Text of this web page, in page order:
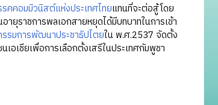
คคอมมิวนิสต์แห่งประเทศไทยแทนที่จะต่อสู้โดย
ยุราชการพลเอกสายหยุดได้มีบทบาทในการเข้า
รมการพัฒนาประชาธิปไตยใน พ.ศ.2537 จัดตั้ง
อเชียเพื่อการเลือกตั้งเสรีในประเทศกัมพูชา